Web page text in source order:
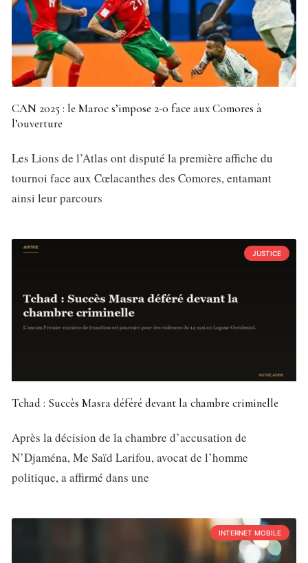
CAN 2025 : le Maroc s’impose 2-0 face aux Comores à
l’ouverture
Les Lions de l’Atlas ont disputé la première affiche du
tournoi face aux Cœlacanthes des Comores, entamant
ainsi leur parcours
JUSTICE
Tchad : Succès Masra déféré devant la chambre criminelle
Après la décision de la chambre d’accusation de
N’Djaména, Me Saïd Larifou, avocat de l’homme
politique, a affirmé dans une
INTERNET MOBILE